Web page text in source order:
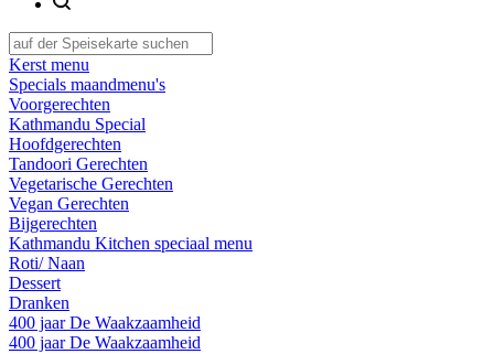
Kerst menu
Specials maandmenu's
Voorgerechten
Kathmandu Special
Hoofdgerechten
Tandoori Gerechten
Vegetarische Gerechten
Vegan Gerechten
Bijgerechten
Kathmandu Kitchen speciaal menu
Roti/ Naan
Dessert
Dranken
400 jaar De Waakzaamheid
400 jaar De Waakzaamheid